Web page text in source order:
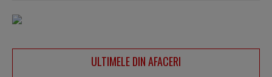
ULTIMELE DIN AFACERI